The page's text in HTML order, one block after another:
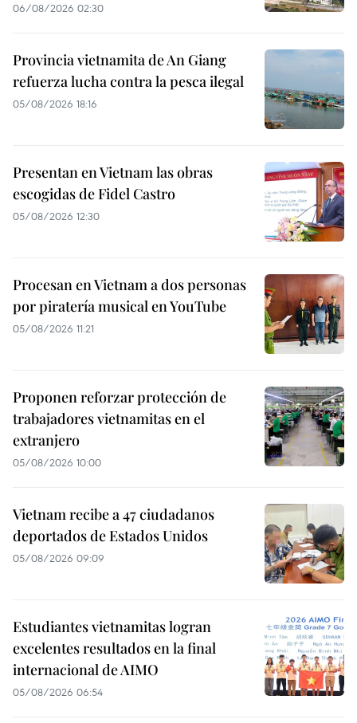
06/08/2026 02:30
Provincia vietnamita de An Giang
refuerza lucha contra la pesca ilegal
05/08/2026 18:16
Presentan en Vietnam las obras
escogidas de Fidel Castro
05/08/2026 12:30
Procesan en Vietnam a dos personas
por piratería musical en YouTube
05/08/2026 11:21
Proponen reforzar protección de
trabajadores vietnamitas en el
extranjero
05/08/2026 10:00
Vietnam recibe a 47 ciudadanos
deportados de Estados Unidos
05/08/2026 09:09
Estudiantes vietnamitas logran
excelentes resultados en la final
internacional de AIMO
05/08/2026 06:54